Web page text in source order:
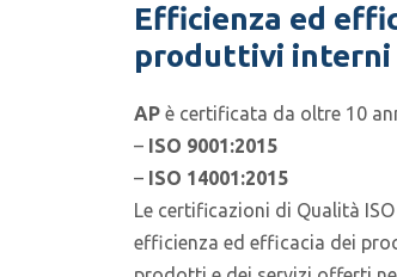
Efficienza ed
produttivi interni
AP è certificata da oltre 10
– ISO 9001:2015
– ISO 14001:2015
Le certificazioni di Qualità
efficienza ed efficacia dei